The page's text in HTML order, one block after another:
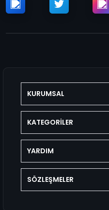
KURUMSAL
KATEGORİLER
YARDIM
SÖZLEŞMELER